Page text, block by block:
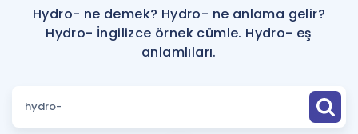
ÜYE DEĞİLİM
Faydalı Araçlar
Sözlük
Hakkımızda
Hydro- ne demek? Hydro- ne anlama gelir?
Hydro- İngilizce örnek cümle. Hydro- eş
anlamlıları.